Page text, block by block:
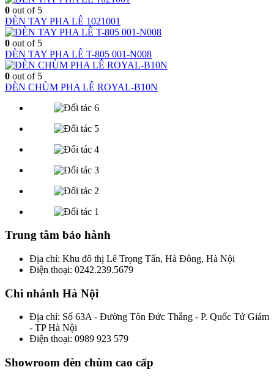
0 out of 5
ĐÈN TAY PHA LÊ 1021001
0 out of 5
ĐÈN TAY PHA LÊ T-805 001-N008
0 out of 5
ĐÈN CHÙM PHA LÊ ROYAL-B10N
Trung tâm bảo hành
Địa chỉ: Khu đô thị Lê Trọng Tấn, Hà Đông, Hà Nội
Điện thoại: 0242.239.5679
Chi nhánh Hà Nội
Địa chỉ: Số 63A - Đường Tôn Đức Thắng - P. Quốc Tử Giám
- TP Hà Nội
Điện thoại: 0989 923 579
Showroom đèn chùm cao cấp